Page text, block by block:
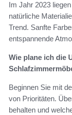
Im Jahr 2023
natürliche
Trend. Sanfte
entspannende
Wie plane ich die
Beginnen Sie mit
von Prioritäten.
behalten und